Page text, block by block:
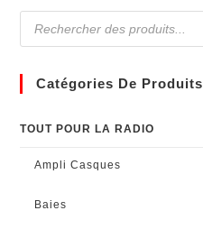
Catégories De Produits
TOUT POUR LA RADIO
Ampli Casques
Baies